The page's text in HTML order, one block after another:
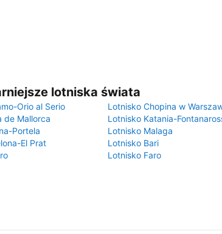
lotniska świata
Orio al Serio
Lotnisko Chopina w
de Mallorca
Lotnisko Katania-
Portela
Lotnisko Malaga
El Prat
Lotnisko Bari
Lotnisko Faro